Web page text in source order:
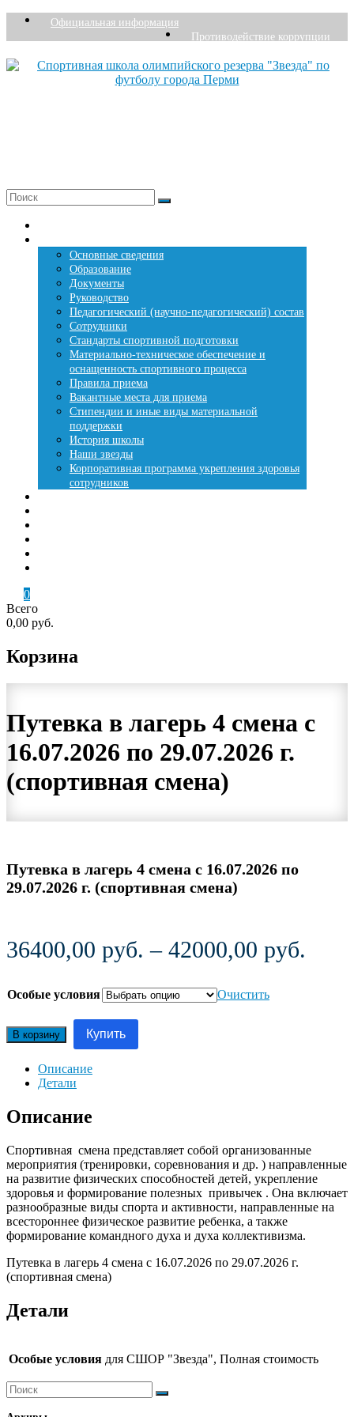
ПерейтиОфициальная информация
Противодействие коррупции
Меню
Основные сведения
Образование
Документы
Руководство
Педагогический (научно-педагогический) состав
Сотрудники
Стандарты спортивной подготовки
Материально-техническое обеспечение и
оснащенность спортивного процесса
Правила приема
Вакантные места для приема
Стипендии и иные виды материальной
поддержки
История школы
Наши звезды
Корпоративная программа укрепления здоровья
сотрудников
0
Всего
0,00 руб.
Корзина
Путевка в лагерь 4 смена с
16.07.2026 по 29.07.2026 г.
(спортивная смена)
Путевка в лагерь 4 смена с 16.07.2026 по
29.07.2026 г. (спортивная смена)
36400,00 руб. – 42000,00 руб.
Особые условия
Очистить
товара
Путевка
лагерь
с
16.07.2026
29.07.2026
г.
(спортивная
смена)
В корзину Купить
Описание
Детали
Описание
Спортивная смена представляет собой организованные
мероприятия (тренировки, соревнования и др. ) направленные
на развитие физических способностей детей, укрепление
здоровья и формирование полезных привычек . Она включает
разнообразные виды спорта и активности, направленные на
всестороннее физическое развитие ребенка, а также
формирование командного духа и духа коллективизма.
Путевка в лагерь 4 смена с 16.07.2026 по 29.07.2026 г.
(спортивная смена)
Детали
Особые условия для СШОР "Звезда", Полная стоимость